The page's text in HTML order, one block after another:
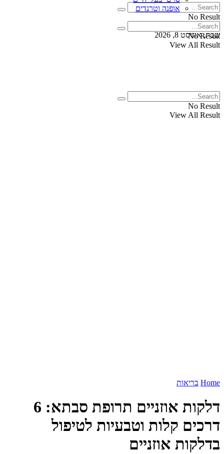
No Result
View All Result
שבת, אוגוסט 8, 2026
אופנה וטרנדים
No Result
View All Result
No Result
View All Result
Home בריאות
דלקות אוזניים תרופת סבתא: 6
דרכים קלות וטבעיות לטיפול
בדלקות אוזניים